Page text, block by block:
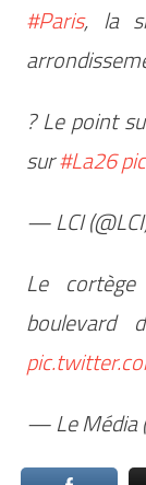
#Paris, la
? Le point
sur#La26
— LCI
Le
boulevard
— Le Média